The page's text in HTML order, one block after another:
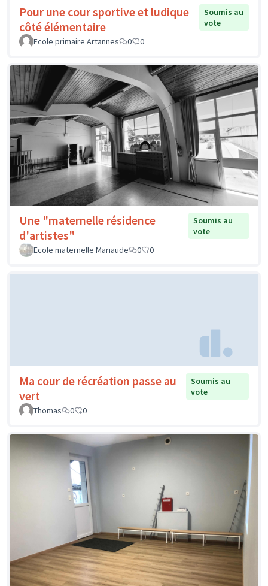
Pour une cour sportive et ludique
côté élémentaire
Soumis au
vote
Ecole primaire Artannes
0 0
Une "maternelle résidence
d'artistes"
Soumis au
vote
Ecole maternelle Mariaude
0 0
Ma cour de récréation passe au
vert
Soumis au
vote
Thomas
0 0